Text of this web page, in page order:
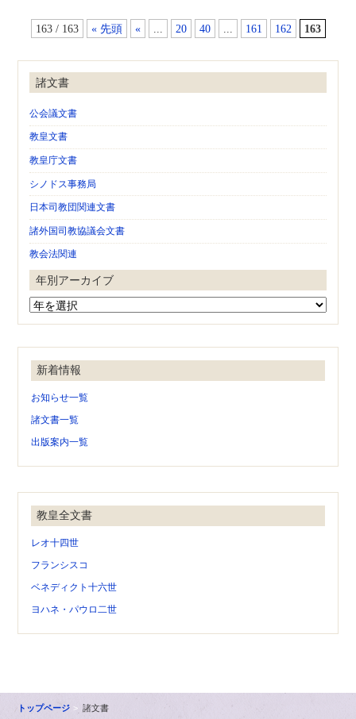
163 / 163 « 先頭 « 20 40 161 162 163
諸文書
公会議文書
教皇文書
教皇庁文書
シノドス事務局
日本司教団関連文書
諸外国司教協議会文書
教会法関連
年別アーカイブ
新着情報
お知らせ一覧
諸文書一覧
出版案内一覧
教皇全文書
レオ十四世
フランシスコ
ベネディクト十六世
ヨハネ・パウロ二世
トップページ 諸文書